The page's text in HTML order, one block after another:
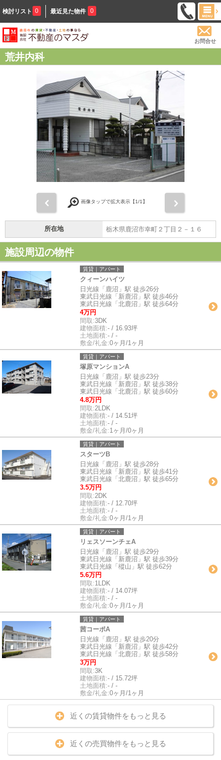
検討リスト 0 最近見た物件 0
お問合せ
荒井内科
画像タップで拡大表示【1/1】
所在地 栃木県鹿沼市幸町２丁目２－１６
施設周辺の物件
賃貸｜アパート
クィーンハイツ
日光線「鹿沼」駅 徒歩26分
東武日光線「新鹿沼」駅 徒歩46分
東武日光線「北鹿沼」駅 徒歩64分
4万円
間取:3DK
建物面積:- / 16.93坪
土地面積:- / -
敷金/礼金:0ヶ月/1ヶ月
賃貸｜アパート
塚原マンションA
日光線「鹿沼」駅 徒歩23分
東武日光線「新鹿沼」駅 徒歩38分
東武日光線「北鹿沼」駅 徒歩60分
4.8万円
間取:2LDK
建物面積:- / 14.51坪
土地面積:- / -
敷金/礼金:1ヶ月/0ヶ月
賃貸｜アパート
スターツB
日光線「鹿沼」駅 徒歩28分
東武日光線「新鹿沼」駅 徒歩41分
東武日光線「北鹿沼」駅 徒歩65分
3.5万円
間取:2DK
建物面積:- / 12.70坪
土地面積:- / -
敷金/礼金:0ヶ月/1ヶ月
賃貸｜アパート
リェスソーンチェA
日光線「鹿沼」駅 徒歩29分
東武日光線「新鹿沼」駅 徒歩39分
東武日光線「樅山」駅 徒歩62分
5.6万円
間取:1LDK
建物面積:- / 14.07坪
土地面積:- / -
敷金/礼金:0ヶ月/1ヶ月
賃貸｜アパート
茜コーポA
日光線「鹿沼」駅 徒歩20分
東武日光線「新鹿沼」駅 徒歩42分
東武日光線「北鹿沼」駅 徒歩58分
3万円
間取:3K
建物面積:- / 15.72坪
土地面積:- / -
敷金/礼金:0ヶ月/1ヶ月
近くの賃貸物件をもっと見る
近くの売買物件をもっと見る